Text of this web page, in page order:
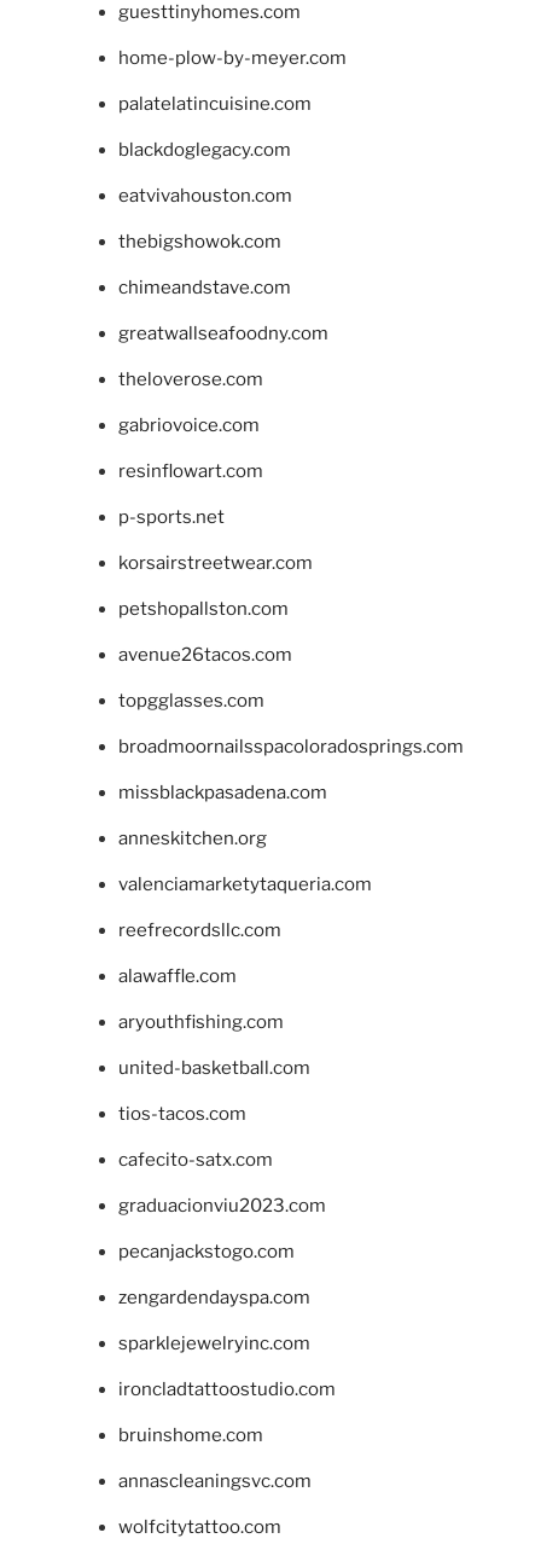
guesttinyhomes.com
home-plow-by-meyer.com
palatelatincuisine.com
blackdoglegacy.com
eatvivahouston.com
thebigshowok.com
chimeandstave.com
greatwallseafoodny.com
theloverose.com
gabriovoice.com
resinflowart.com
p-sports.net
korsairstreetwear.com
petshopallston.com
avenue26tacos.com
topgglasses.com
broadmoornailsspacoloradosprings.com
missblackpasadena.com
anneskitchen.org
valenciamarketytaqueria.com
reefrecordsllc.com
alawaffle.com
aryouthfishing.com
united-basketball.com
tios-tacos.com
cafecito-satx.com
graduacionviu2023.com
pecanjackstogo.com
zengardendayspa.com
sparklejewelryinc.com
ironcladtattoostudio.com
bruinshome.com
annascleaningsvc.com
wolfcitytattoo.com